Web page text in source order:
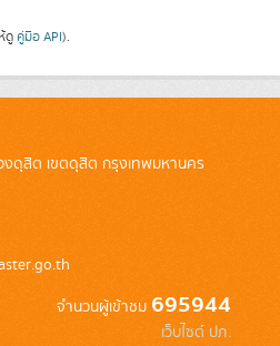
ดู คู่มือ API).
ดุสิต เขตดุสิต กรุงเทพมหานคร
จำนวนผู้เข้าชม 695944
เว็บไซต์ ปภ.